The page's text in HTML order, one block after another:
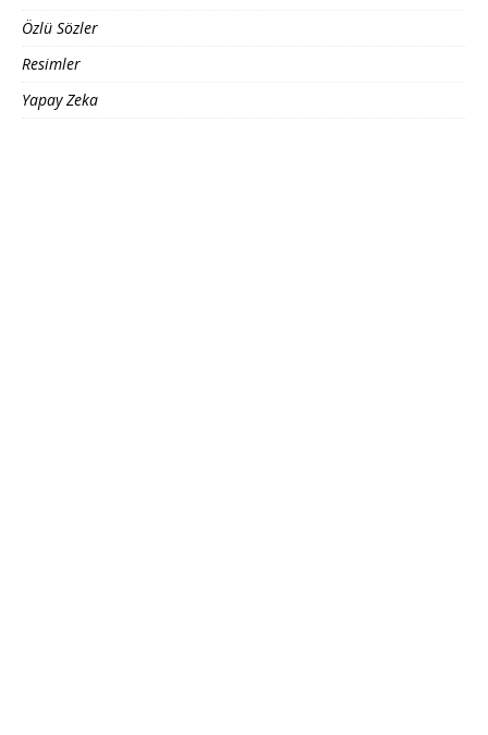
Özlü Sözler
Resimler
Yapay Zeka